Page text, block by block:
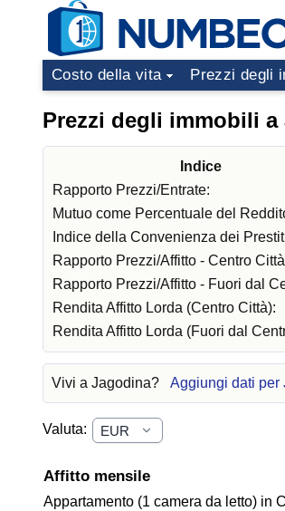
Costo della vita Prezzi degli
Prezzi degli immobili a
Indice
Rapporto Prezzi/Entrate:
Mutuo come Percentuale del
Indice della Convenienza dei
Rapporto Prezzi/Affitto - Centro
Rapporto Prezzi/Affitto - Fuori dal
Rendita Affitto Lorda (Centro Città):
Rendita Affitto Lorda (Fuori dal
Vivi a Jagodina? Aggiungi dati per
Valuta:
Affitto mensile
Appartamento (1 camera da letto) in